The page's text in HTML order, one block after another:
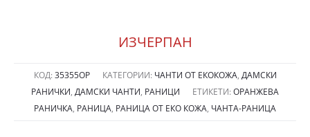
ИЗЧЕРПАН
КОД: 35355ОР КАТЕГОРИИ: ЧАНТИ ОТ ЕКОКОЖА, ДАМСКИ
РАНИЧКИ, ДАМСКИ ЧАНТИ, РАНИЦИ ЕТИКЕТИ: ОРАНЖЕВА
РАНИЧКА, РАНИЦА, РАНИЦА ОТ ЕКО КОЖА, ЧАНТА-РАНИЦА